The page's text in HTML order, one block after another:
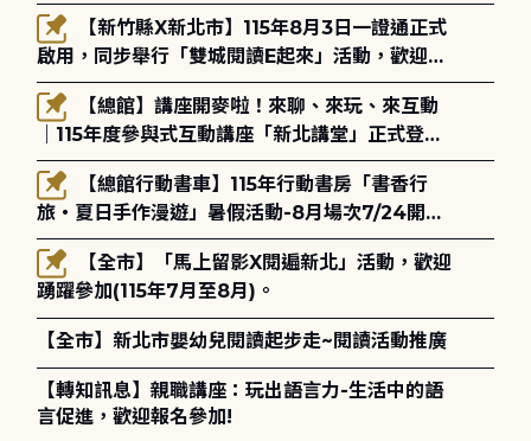
啟用，同步舉行「雙城閱讀E起來」活動，歡迎踴
躍參加(115年8月3日至10月4日)。
｜115年度參與式互動講座「新北講堂」正式登
場！
旅・夏日手作漫遊」暑假活動-8月場次7/24開始
報名
踴躍參加(115年7月至8月)。
【全市】新北市嬰幼兒閱讀起步走~閱讀活動推廣
【轉知訊息】親職講座：玩出語言力-生活中的語
言促進，歡迎報名參加!